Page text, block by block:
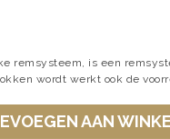
remsysteem, is een
wordt werkt ook de
AAN